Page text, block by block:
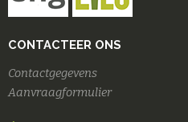
CONTACTEER ONS
Contactgegevens
Aanvraagformulier